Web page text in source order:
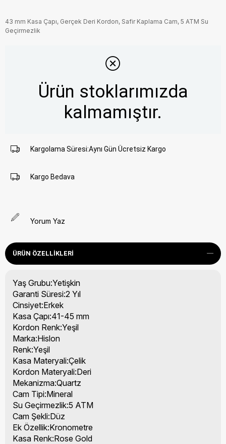
43 mm Kasa Çapı, Gerçek Deri Kordon, Safir Kaplama Cam, 5 ATM Su
Geçirmezlik
Ürün stoklarımızda
kalmamıştır.
Kargolama Süresi:Aynı Gün Ücretsiz Kargo
Kargo Bedava
Yorum Yaz
ÜRÜN ÖZELLIKLERI
Yaş Grubu:Yetişkin
Garanti Süresi:2 Yıl
Cinsiyet:Erkek
Kasa Çapı:41-45 mm
Kordon Renk:Yeşil
Marka:Hislon
Renk:Yeşil
Kasa Materyali:Çelik
Kordon Materyali:Deri
Mekanizma:Quartz
Cam Tipi:Mineral
Su Geçirmezlik:5 ATM
Cam Şekli:Düz
Ek Özellik:Kronometre
Kasa Renk:Rose Gold